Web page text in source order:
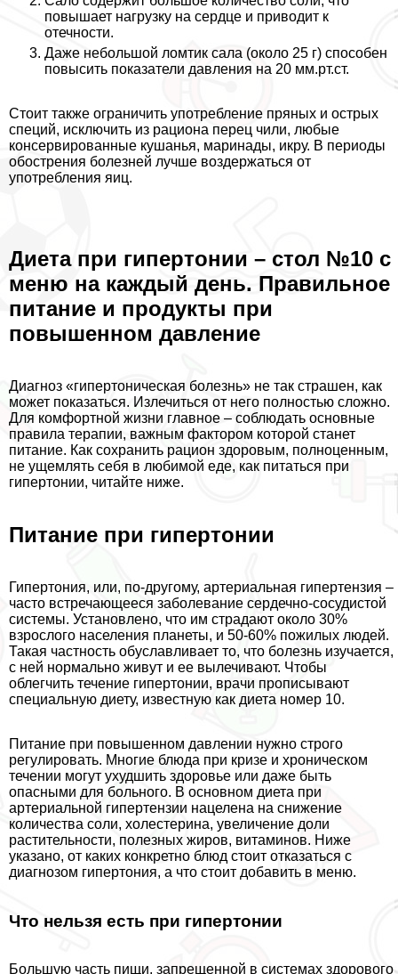
повышает нагрузку на сердце и приводит к
отечности.
Даже небольшой ломтик сала (около 25 г) способен
повысить показатели давления на 20 мм.рт.ст.
Стоит также ограничить употрeбление пряных и острых
специй, исключить из рациона перец чили, любые
консервированные кушанья, маринады, икру. В периоды
обострения болезней лучше воздержаться от
употрeбления яиц.
Диета при гипертонии – стол №10 с
меню на каждый день. Правильное
питание и продукты при
повышенном давление
Диагноз «гипертоническая болезнь» не так страшен, как
может показаться. Излечиться от него полностью сложно.
Для комфортной жизни главное – соблюдать основные
правила терапии, важным фактором которой станет
питание. Как сохранить рацион здоровым, полноценным,
не ущемлять себя в любимой еде, как питаться при
гипертонии, читайте ниже.
Питание при гипертонии
Гипертония, или, по-другому, артериальная гипертензия –
часто встречающееся заболевание сердечно-сосудистой
системы. Установлено, что им страдают около 30%
взрослого населения планеты, и 50-60% пожилых людей.
Такая частность обуславливает то, что болезнь изучается,
с ней нормально живут и ее вылечивают. Чтобы
облегчить течение гипертонии, врачи прописывают
специальную диету, известную как диета номер 10.
Питание при повышенном давлении нужно строго
регулировать. Многие блюда при кризе и хроническом
течении могут ухудшить здоровье или даже быть
опасными для больного. В основном диета при
артериальной гипертензии нацелена на снижение
количества соли, холестерина, увеличение доли
растительности, полезных жиров, витаминов. Ниже
указано, от каких конкретно блюд стоит отказаться с
диагнозом гипертония, а что стоит добавить в меню.
Что нельзя есть при гипертонии
Большую часть пищи, запрещенной в системах здорового